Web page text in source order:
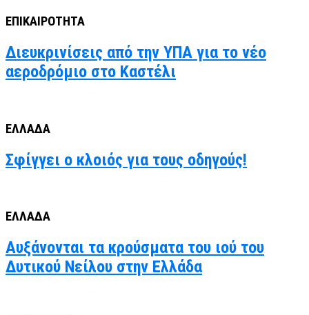
ΕΠΙΚΑΙΡΟΤΗΤΑ
Διευκρινίσεις από την ΥΠΑ για το νέο
αεροδρόμιο στο Καστέλι
ΕΛΛΑΔΑ
Σφίγγει ο κλοιός για τους οδηγούς!
ΕΛΛΑΔΑ
Αυξάνονται τα κρούσματα του ιού του
Δυτικού Νείλου στην Ελλάδα